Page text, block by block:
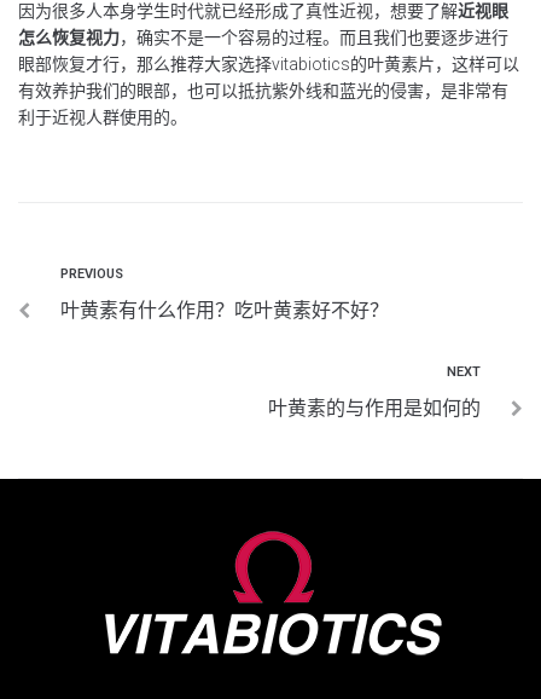
因为很多人本身学生时代就已经形成了真性近视，想要了解近视眼
怎么恢复视力，确实不是一个容易的过程。而且我们也要逐步进行
眼部恢复才行，那么推荐大家选择vitabiotics的叶黄素片，这样可以
有效养护我们的眼部，也可以抵抗紫外线和蓝光的侵害，是非常有
利于近视人群使用的。
PREVIOUS
叶黄素有什么作用？吃叶黄素好不好？
NEXT
叶黄素的与作用是如何的